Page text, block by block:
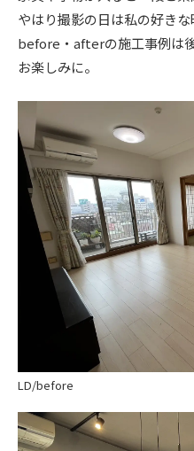
やはり撮影の日は私の好きな
before・afterの施工事例は
お楽しみに。
LD/before